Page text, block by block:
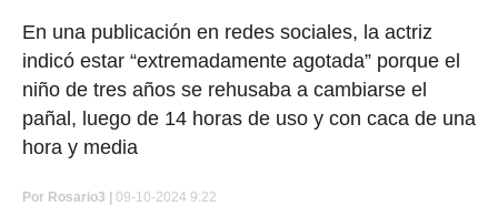
En una publicación en redes sociales, la actriz
indicó estar “extremadamente agotada” porque el
niño de tres años se rehusaba a cambiarse el
pañal, luego de 14 horas de uso y con caca de una
hora y media
Por Rosario3 | 09-10-2024 9:22